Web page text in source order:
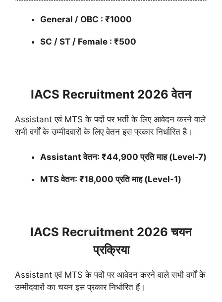
General / OBC : ₹1000
SC / ST / Female : ₹500
IACS Recruitment 2026 वेतन
Assistant एवं MTS के पदों पर भर्ती के लिए आवेदन करने वाले
सभी वर्गों के उम्मीदवारों के लिए वेतन इस प्रकार निर्धारित है।
Assistant वेतन: ₹44,900 प्रति माह (Level-7)
MTS वेतन: ₹18,000 प्रति माह (Level-1)
IACS Recruitment 2026 चयन
प्रक्रिया
Assistant एवं MTS के पदों पर आवेदन करने वाले सभी वर्गों के
उम्मीदवारों का चयन इस प्रकार निर्धारित हैं।